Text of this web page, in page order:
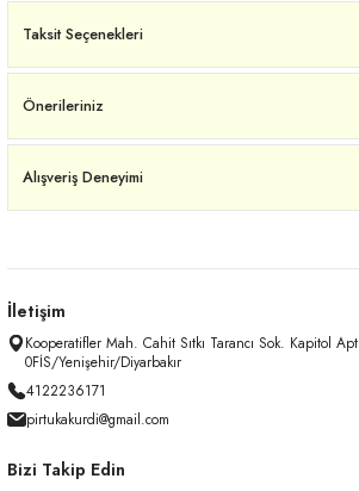
Taksit Seçenekleri
Önerileriniz
Alışveriş Deneyimi
İletişim
Kooperatifler Mah. Cahit Sıtkı Tarancı Sok. Kapitol
0FİS/Yenişehir/Diyarbakır
4122236171
pirtukakurdi@gmail.com
Bizi Takip Edin